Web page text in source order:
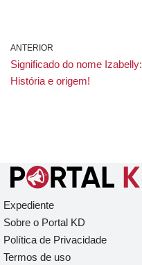
ANTERIOR
Significado do nome Izabelly:
História e origem!
Expediente
Sobre o Portal KD
Política de Privacidade
Termos de uso